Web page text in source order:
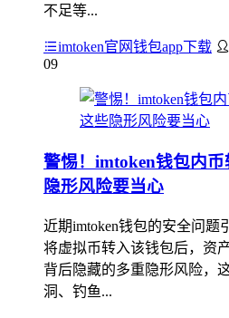
不足等...
imtoken官网钱包app下载
09
警惕！imtoken钱包内
隐形风险要当心
近期imtoken钱包的安全问题
将虚拟币转入该钱包后，资
背后隐藏的多重隐形风险，
洞、钓鱼...